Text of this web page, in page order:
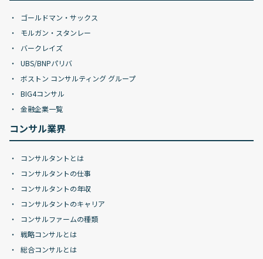
ゴールドマン・サックス
モルガン・スタンレー
バークレイズ
UBS/BNPパリバ
ボストン コンサルティング グループ
BIG4コンサル
金融企業一覧
コンサル業界
コンサルタントとは
コンサルタントの仕事
コンサルタントの年収
コンサルタントのキャリア
コンサルファームの種類
戦略コンサルとは
総合コンサルとは